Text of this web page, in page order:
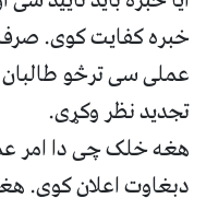
خبره کفایت کوی.
عملی سی ترڅو
تجدید نظر وکړی.
هغه خلک چی دا امر
دبغاوت اعلان کوی.